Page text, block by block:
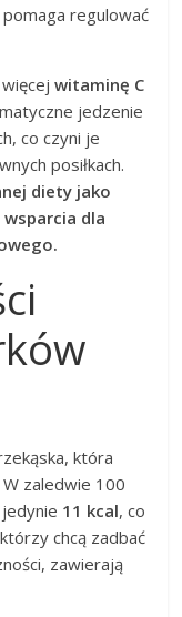
regulować
więcejwitaminę C
jedzenie
co czyni je
posiłkach.
diety jako
dla
która
zaledwie 100
11 kcal, co
chcą zadbać
zawierają